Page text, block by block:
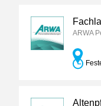
ARWA